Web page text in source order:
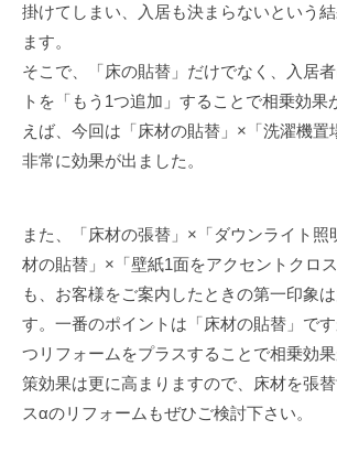
掛けてしまい、入居も決まらないという
ます。
そこで、「床の貼替」だけでなく、入居
トを「もう1つ追加」することで相乗効果
えば、今回は「床材の貼替」×「洗濯機置
非常に効果が出ました。
また、「床材の張替」×「ダウンライト照
材の貼替」×「壁紙1面をアクセントクロ
も、お客様をご案内したときの第一印象
す。一番のポイントは「床材の貼替」で
つリフォームをプラスすることで相乗効
策効果は更に高まりますので、床材を張
スαのリフォームもぜひご検討下さい。